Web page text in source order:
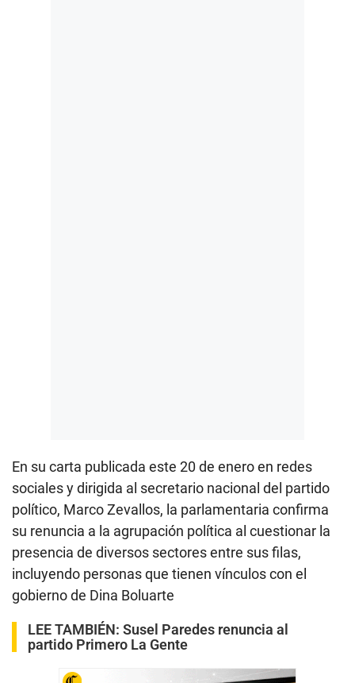
En su carta publicada este 20 de enero en redes
sociales y dirigida al secretario nacional del partido
político, Marco Zevallos, la parlamentaria confirma
su renuncia a la agrupación política al cuestionar la
presencia de diversos sectores entre sus filas,
incluyendo personas que tienen vínculos con el
gobierno de Dina Boluarte
LEE TAMBIÉN: Susel Paredes renuncia al
partido Primero La Gente